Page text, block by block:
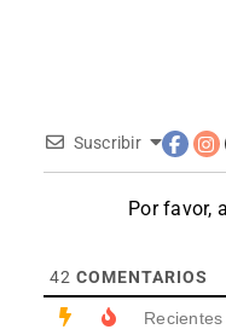
Suscribir
Por favor,
42 COMENTARIOS
Recientes